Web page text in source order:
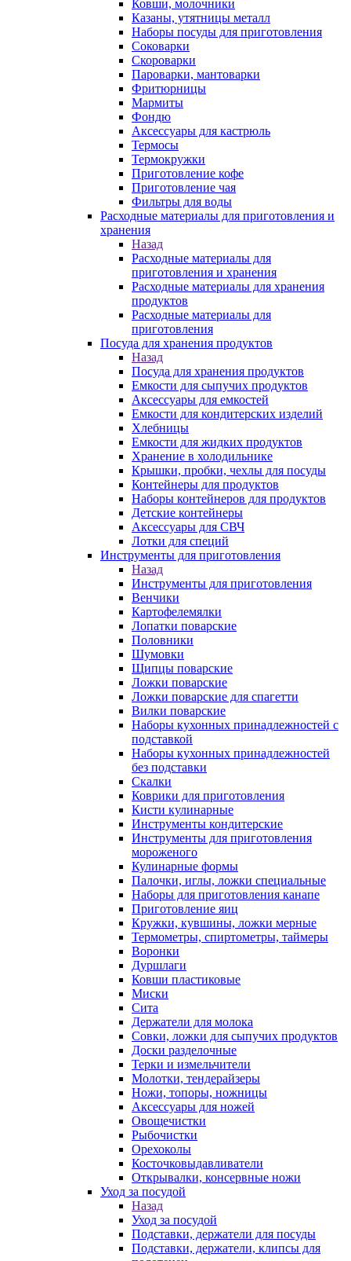
Ковши, молочники
Казаны, утятницы металл
Наборы посуды для приготовления
Соковарки
Скороварки
Пароварки, мантоварки
Фритюрницы
Мармиты
Фондю
Аксессуары для кастрюль
Термосы
Термокружки
Приготовление кофе
Приготовление чая
Фильтры для воды
Расходные материалы для приготовления и
хранения
Назад
Расходные материалы для
приготовления и хранения
Расходные материалы для хранения
продуктов
Расходные материалы для
приготовления
Посуда для хранения продуктов
Назад
Посуда для хранения продуктов
Емкости для сыпучих продуктов
Аксессуары для емкостей
Емкости для кондитерских изделий
Хлебницы
Емкости для жидких продуктов
Хранение в холодильнике
Крышки, пробки, чехлы для посуды
Контейнеры для продуктов
Наборы контейнеров для продуктов
Детские контейнеры
Аксессуары для СВЧ
Лотки для специй
Инструменты для приготовления
Назад
Инструменты для приготовления
Венчики
Картофелемялки
Лопатки поварские
Половники
Шумовки
Щипцы поварские
Ложки поварские
Ложки поварские для спагетти
Вилки поварские
Наборы кухонных принадлежностей с
подставкой
Наборы кухонных принадлежностей
без подставки
Скалки
Коврики для приготовления
Кисти кулинарные
Инструменты кондитерские
Инструменты для приготовления
мороженого
Кулинарные формы
Палочки, иглы, ложки специальные
Наборы для приготовления канапе
Приготовление яиц
Кружки, кувшины, ложки мерные
Термометры, спиртометры, таймеры
Воронки
Дуршлаги
Ковши пластиковые
Миски
Сита
Держатели для молока
Совки, ложки для сыпучих продуктов
Доски разделочные
Терки и измельчители
Молотки, тендерайзеры
Ножи, топоры, ножницы
Аксессуары для ножей
Овощечистки
Рыбочистки
Орехоколы
Косточковыдавливатели
Открывалки, консервные ножи
Уход за посудой
Назад
Уход за посудой
Подставки, держатели для посуды
Подставки, держатели, клипсы для